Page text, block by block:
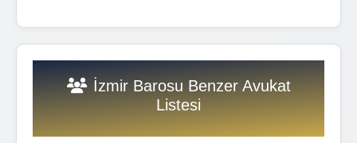
İzmir Barosu Benzer Avukat
Listesi